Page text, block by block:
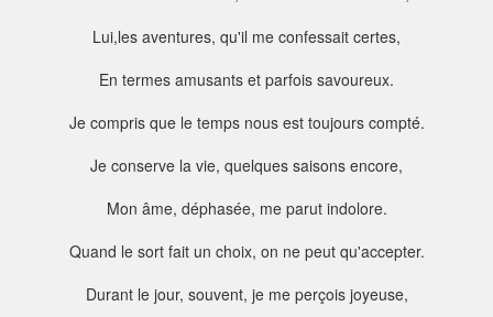
Lui,les aventures, qu'il me confessait certes,
En termes amusants et parfois savoureux.
Je compris que le temps nous est toujours compté.
Je conserve la vie, quelques saisons encore,
Mon âme, déphasée, me parut indolore.
Quand le sort fait un choix, on ne peut qu'accepter.
Durant le jour, souvent, je me perçois joyeuse,